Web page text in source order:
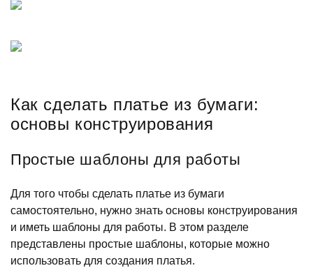
Как сделать платье из бумаги:
основы конструирования
Простые шаблоны для работы
Для того чтобы сделать платье из бумаги
самостоятельно, нужно знать основы конструирования
и иметь шаблоны для работы. В этом разделе
представлены простые шаблоны, которые можно
использовать для создания платья.